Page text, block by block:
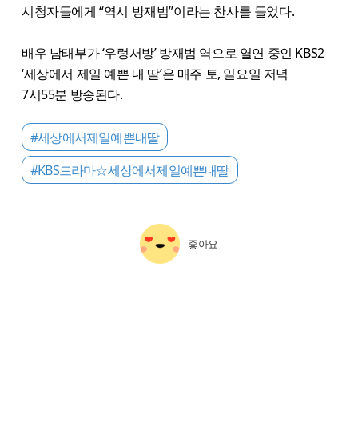
시청자들에게 “역시 방재범”이라는 찬사를 들었다.
배우 남태부가 ‘우렁서방’ 방재범 역으로 열연 중인 KBS2
‘세상에서 제일 예쁜 내 딸’은 매주 토, 일요일 저녁
7시55분 방송된다.
#세상에서제일예쁜내딸
#KBS드라마☆세상에서제일예쁜내딸
좋아요